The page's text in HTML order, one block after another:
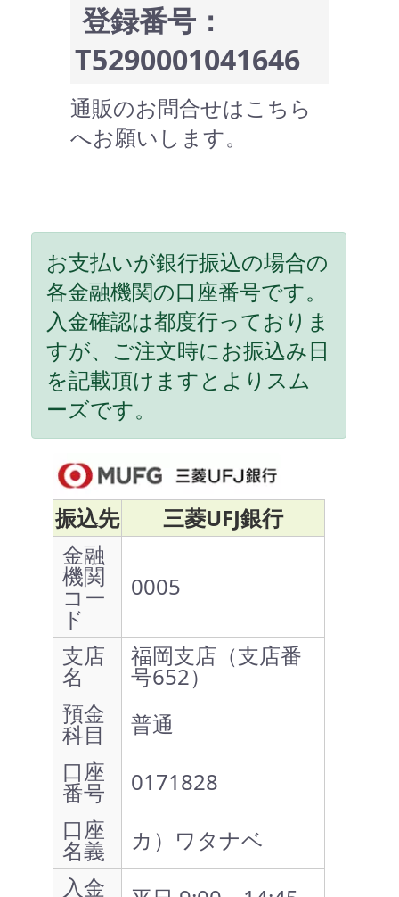
登録番号：
T5290001041646
通販のお問合せはこちら
へお願いします。
お支払いが銀行振込の場合の
各金融機関の口座番号です。
入金確認は都度行っておりま
すが、ご注文時にお振込み日
を記載頂けますとよりスム
ーズです。
振込先
三菱UFJ銀行
金融
機関
コー
ド
0005
支店
名
福岡支店（支店番
号652）
預金
科目
普通
口座
番号
0171828
口座
名義
カ）ワタナベ
入金